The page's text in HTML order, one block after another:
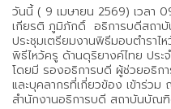
วันนี้ ( 9 เมษายน 2569) เวลา
เกียรติ ภูมิภักดิ์ อธิการบดีสถา
ประชุมเตรียมงานพิธีมอบตำราไ
พิธีไหว้ครู ด้านดุริยางค์ไทย ปร
โดยมี รองอธิการบดี ผู้ช่วยอธิก
และบุคลากรที่เกี่ยวข้อง เข้าร่ว
สำนักงานอธิการบดี สถาบันบัณ